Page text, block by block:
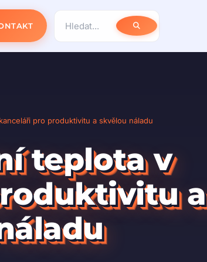
pro produktivitu a skvělou náladu
teplota v
a